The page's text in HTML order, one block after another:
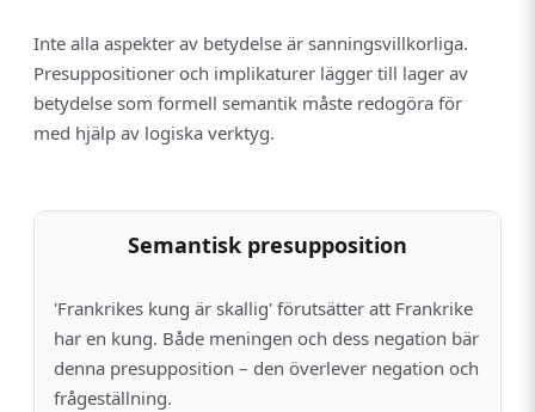
Inte alla aspekter av betydelse är sannings­villkorliga.
Presuppositioner och implikaturer lägger till lager av
betydelse som formell semantik måste redogöra för
med hjälp av logiska verktyg.
Semantisk presupposition
'Frankrikes kung är skallig' förutsätter att Frankrike
har en kung. Både meningen och dess negation bär
denna presupposition – den överlever negation och
frågeställning.